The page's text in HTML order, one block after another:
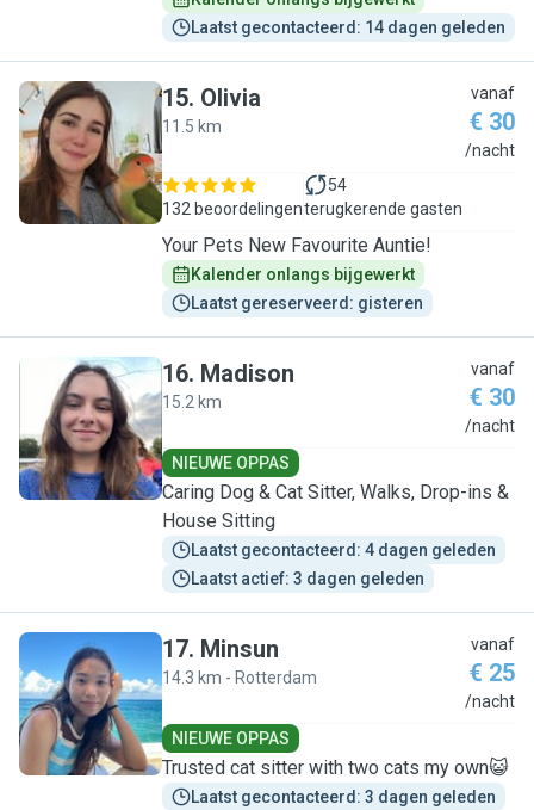
Laatst gecontacteerd: 14 dagen geleden
O
15. Olivia
11.5 km
vanaf
€ 30
/nacht
132 beoordelingen
54
terugkerende gasten
Your Pets New Favourite Auntie!
Kalender onlangs bijgewerkt
Laatst gereserveerd: gisteren
M
16. Madison
15.2 km
vanaf
€ 30
/nacht
NIEUWE OPPAS
Caring Dog & Cat Sitter, Walks, Drop-ins &
House Sitting
Laatst gecontacteerd: 4 dagen geleden
Laatst actief: 3 dagen geleden
M
17. Minsun
14.3 km - Rotterdam
vanaf
€ 25
/nacht
NIEUWE OPPAS
Trusted cat sitter with two cats my own😺
Laatst gecontacteerd: 3 dagen geleden